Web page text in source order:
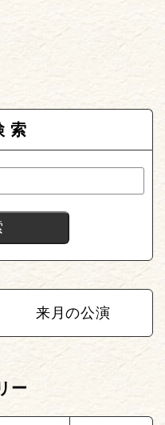
索
来月の公演
ー